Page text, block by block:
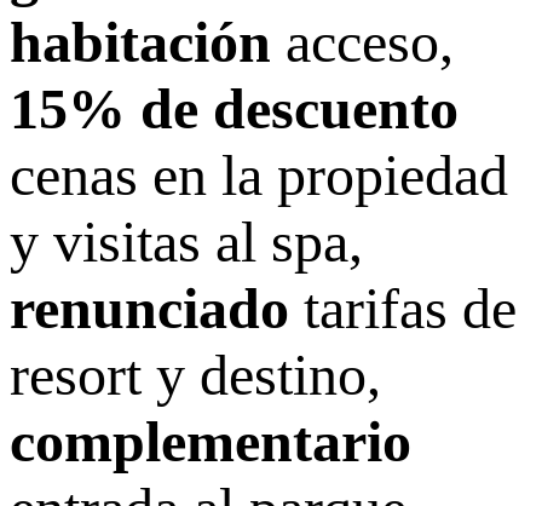
habitación acceso,
15% de descuento
cenas en la propiedad
y visitas al spa,
renunciado tarifas de
resort y destino,
complementario